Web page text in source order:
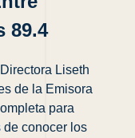
89.4
Liseth
de la Emisora
para
de conocer los